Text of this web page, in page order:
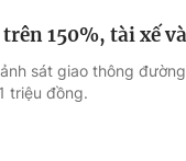
150%, tài xế
sát giao thông
triệu đồng.